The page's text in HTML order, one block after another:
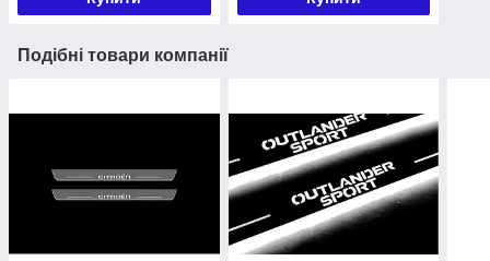
Подібні товари компанії